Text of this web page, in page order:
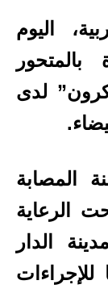
اليوم
بالمتحور
لدى
المصابة
الرعاية
الدار
للإجراءات